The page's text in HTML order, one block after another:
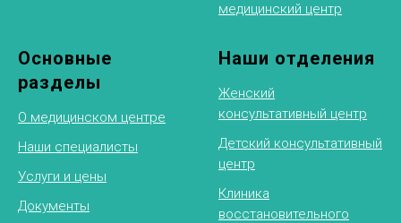
медицинский центр
Основные
разделы
О медицинском центре
Наши специалисты
Услуги и цены
Документы
Наши отделения
Женский
консультативный центр
Детский консультативный
центр
Клиника
восстановительного